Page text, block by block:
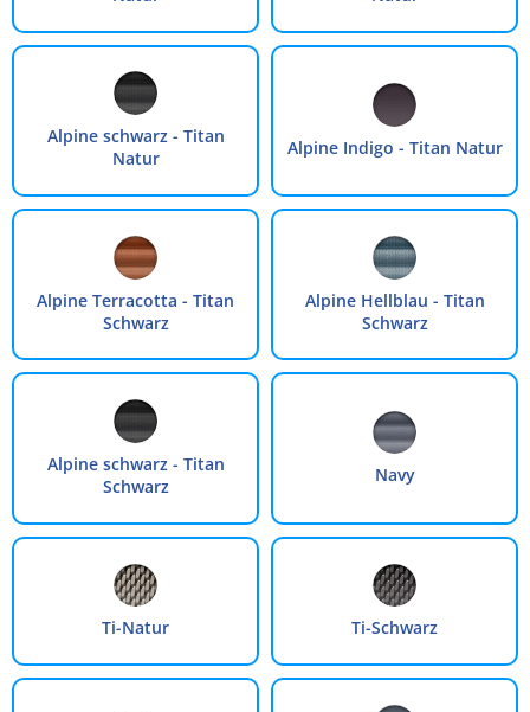
Alpine schwarz - Titan
Natur
Alpine Indigo - Titan Natur
Alpine Terracotta - Titan
Schwarz
Alpine Hellblau - Titan
Schwarz
Alpine schwarz - Titan
Schwarz
Navy
Ti-Natur Ti-Schwarz